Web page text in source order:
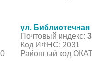
ул. Библиотечная
Почтовый индекс:
Код ИФНС: 2031
Районный код